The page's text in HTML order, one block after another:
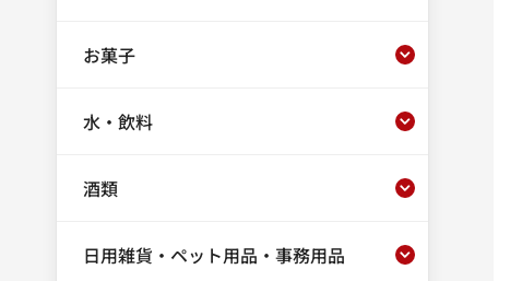
お菓子
水・飲料
酒類
日用雑貨・ペット用品・事務用品